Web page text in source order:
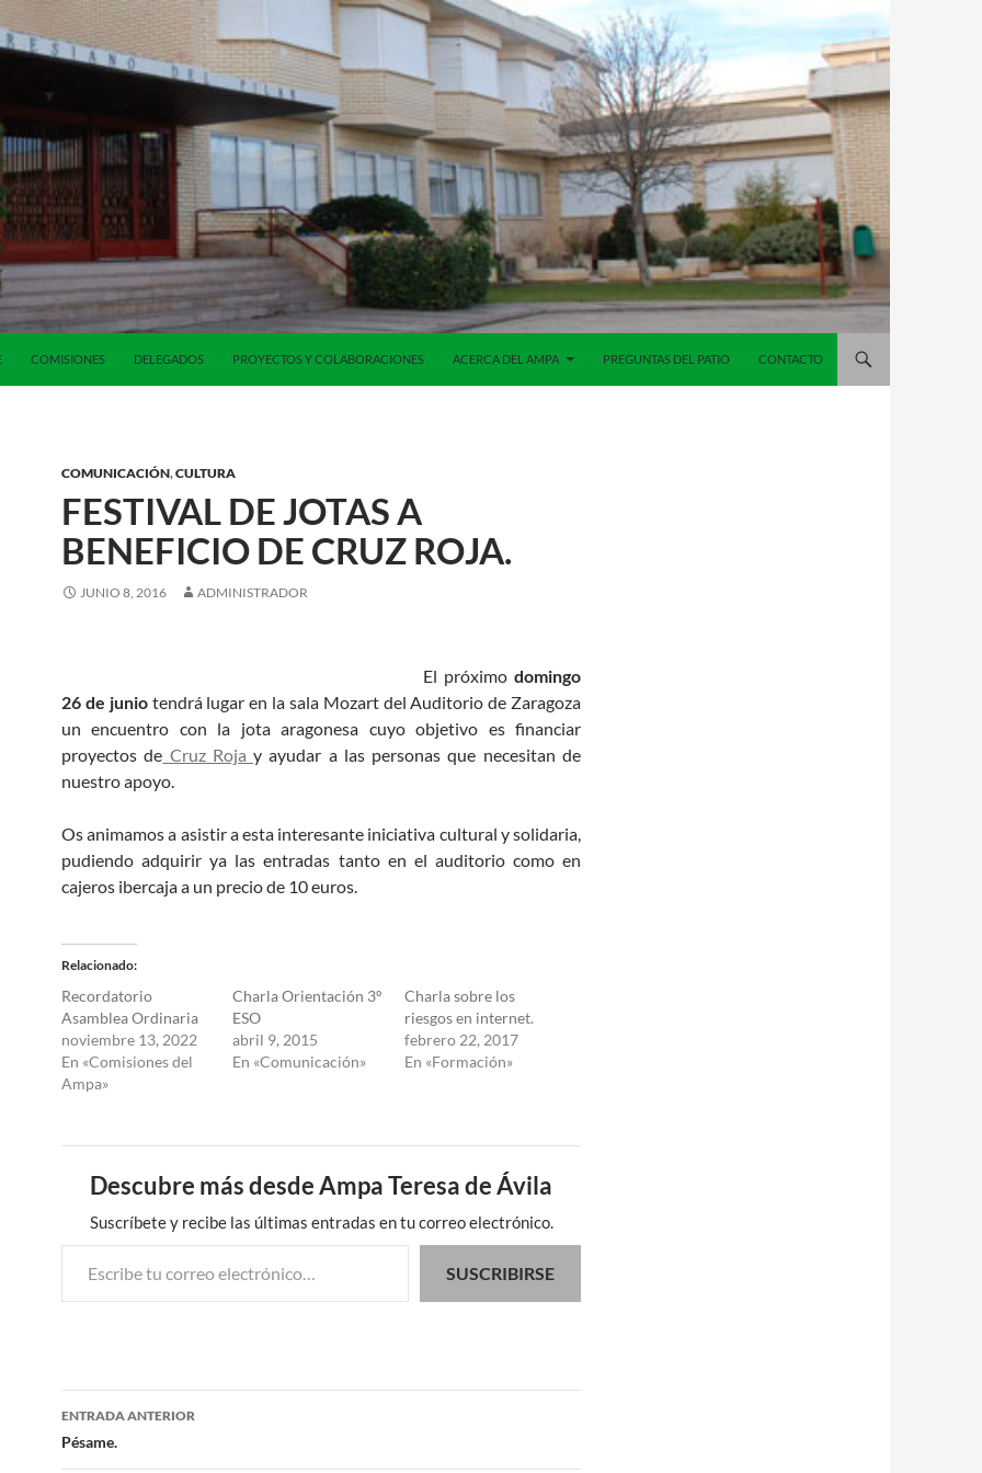
COMISIONES DELEGADOS PROYECTOS Y COLABORACIONES ACERCA DEL AMPA PREGUNTAS DEL PATIO CONTACTO
COMUNICACIÓN,CULTURA
FESTIVAL DE JOTAS A
BENEFICIO DE CRUZ ROJA.
JUNIO 8, 2016 ADMINISTRADOR
El próximo domingo
26 de juniotendrá lugar en la sala Mozart del Auditorio de Zaragoza
un encuentro con la jota aragonesa cuyo objetivo es financiar
proyectos de Cruz Rojay ayudar a las personas que necesitan de
nuestro apoyo.
Os animamos a asistir a esta interesante iniciativa cultural y solidaria,
pudiendo adquirir ya las entradas tanto en el auditorio como en
cajeros ibercaja a un precio de 10 euros.
Relacionado
Recordatorio
Asamblea Ordinaria
noviembre 13, 2022
En «Comisiones del
Ampa»
Charla Orientación 3º
ESO
abril 9, 2015
En «Comunicación»
Charla sobre los
riesgos en internet.
febrero 22, 2017
En «Formación»
Descubre más desde Ampa Teresa de Ávila
Suscríbete y recibe las últimas entradas en tu correo electrónico.
Escribe tu correo electrónico…
SUSCRIBIRSE
Navegación
de
ENTRADA ANTERIOR
Pésame.